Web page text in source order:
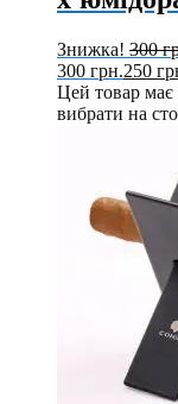
Знижка! 300
300 грн.250
Цей товар має
вибрати на